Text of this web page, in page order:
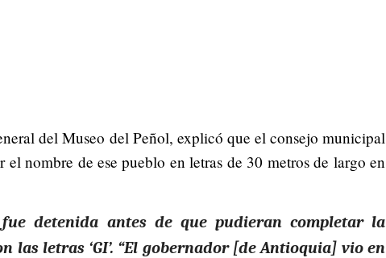
del Museo del Peñol, explicó que el consejo municipal
nombre de ese pueblo en letras de 30 metros de largo en
detenida antes de que pudieran completar la
las letras ‘GI’. “El gobernador [de Antioquia] vio en